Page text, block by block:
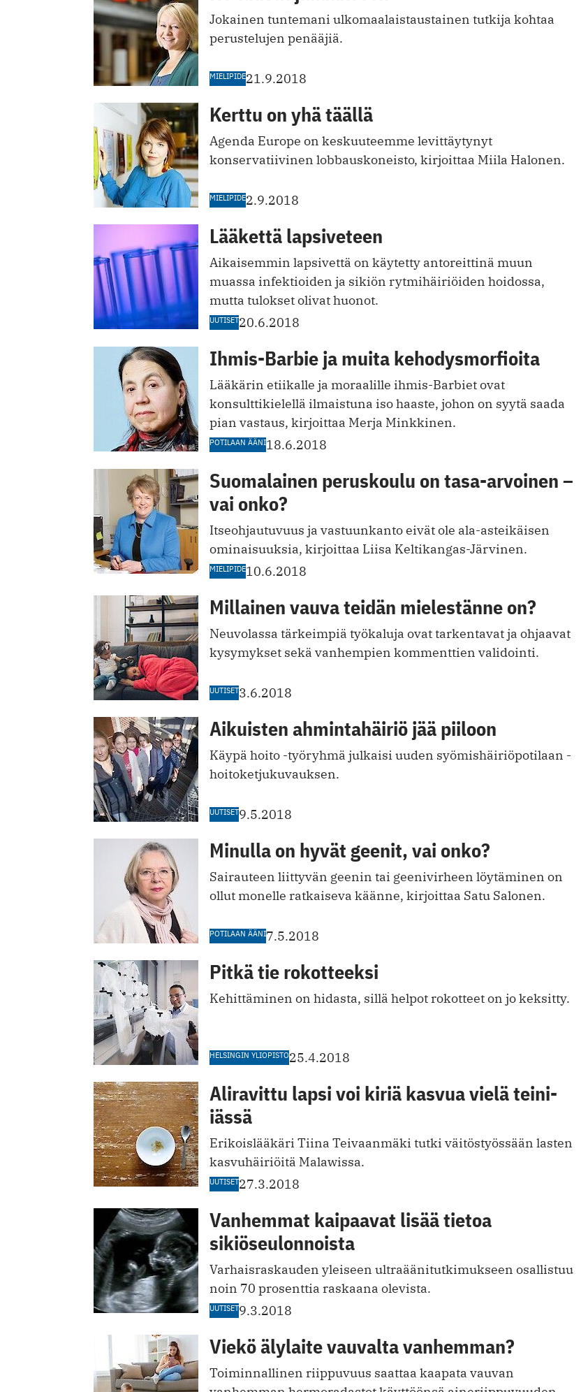
Jokainen tuntemani ulkomaalaistaustainen tutkija kohtaa
perustelujen penääjiä.
MIELIPIDE21.9.2018
Kerttu on yhä täällä
Agenda Europe on keskuuteemme levittäytynyt
konservatiivinen lobbauskoneisto, kirjoittaa Miila Halonen.
MIELIPIDE2.9.2018
Lääkettä lapsiveteen
Aikaisemmin lapsivettä on käytetty antoreittinä muun
muassa infektioiden ja sikiön rytmihäiriöiden hoidossa,
mutta tulokset olivat huonot.
UUTISET20.6.2018
Ihmis-Barbie ja muita kehodysmorfioita
Lääkärin etiikalle ja moraalille ihmis-Barbiet ovat
konsulttikielellä ilmaistuna iso haaste, johon on syytä saada
pian vastaus, kirjoittaa Merja Minkkinen.
POTILAAN ÄÄNI18.6.2018
Suomalainen peruskoulu on tasa-arvoinen –
vai onko?
Itseohjautuvuus ja vastuunkanto eivät ole ala-asteikäisen
ominaisuuksia, kirjoittaa Liisa Keltikangas-Järvinen.
MIELIPIDE10.6.2018
Millainen vauva teidän mielestänne on?
Neuvolassa tärkeimpiä työkaluja ovat tarkentavat ja ohjaavat
kysymykset sekä vanhempien kommenttien validointi.
UUTISET3.6.2018
Aikuisten ahmintahäiriö jää piiloon
Käypä hoito -työryhmä julkaisi uuden syömishäiriöpotilaan ­
hoitoketjukuvauksen.
UUTISET9.5.2018
Minulla on hyvät geenit, vai onko?
Sairauteen liittyvän geenin tai geenivirheen löytäminen on
ollut monelle ratkaiseva käänne, kirjoittaa Satu Salonen.
POTILAAN ÄÄNI7.5.2018
Pitkä tie rokotteeksi
Kehittäminen on hidasta, sillä helpot rokotteet on jo keksitty.
HELSINGIN YLIOPISTO25.4.2018
Aliravittu lapsi voi kiriä kasvua vielä teini-
iässä
Erikoislääkäri Tiina Teivaanmäki tutki väitöstyössään lasten
kasvuhäiriöitä Malawissa.
UUTISET27.3.2018
Vanhemmat kaipaavat lisää tietoa
sikiöseulonnoista
Varhaisraskauden yleiseen ultraäänitutkimukseen osallistuu
noin 70 prosenttia raskaana olevista.
UUTISET9.3.2018
Viekö älylaite vauvalta vanhemman?
Toiminnallinen riippuvuus saattaa kaapata vauvan